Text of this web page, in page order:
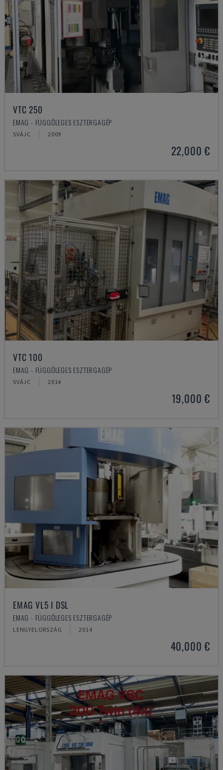
VTC 250
EMAG - FÜGGŐLEGES ESZTERGAGÉP
SVÁJC 2009
22,000 €
VTC 100
EMAG - FÜGGŐLEGES ESZTERGAGÉP
SVÁJC 2014
19,000 €
EMAG VL5 I DSL
EMAG - FÜGGŐLEGES ESZTERGAGÉP
LENGYELORSZÁG 2014
40,000 €